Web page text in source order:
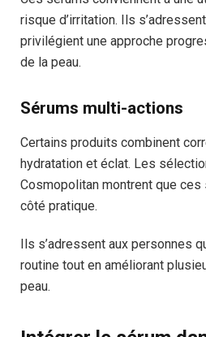
risque d’irritation. Ils
privilégient une approche
de la peau.
Sérums multi-actions
Certains produits combinent
hydratation et éclat. Les
Cosmopolitan montrent que
côté pratique.
Ils s’adressent aux personnes
routine tout en améliorant
peau.